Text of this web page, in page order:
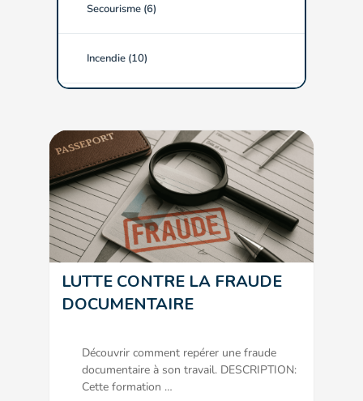
Secourisme (6)
Incendie (10)
Eligible Flava by Le Point Jaune (15)
Accueil et Gestion de Conflits (3)
Sécurité routière & Écoconduite (2)
Risques professionnels (
Sûreté & Cybersécurité (2)
LUTTE CONTRE LA FRAUDE
DOCUMENTAIRE
Découvrir comment repérer une fraude
documentaire à son travail. DESCRIPTION:
Cette formation …